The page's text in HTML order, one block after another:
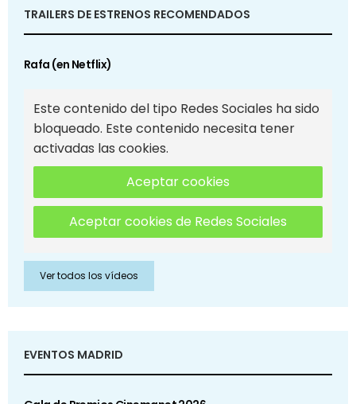
TRAILERS DE ESTRENOS RECOMENDADOS
Rafa (en Netflix)
Este contenido del tipo Redes Sociales ha sido
bloqueado. Este contenido necesita tener
activadas las cookies.
Aceptar cookies
Aceptar cookies de Redes Sociales
Ver todos los vídeos
EVENTOS MADRID